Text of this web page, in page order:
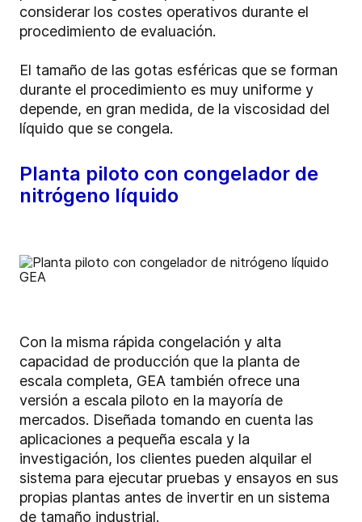
considerar los costes operativos durante el
procedimiento de evaluación.
El tamaño de las gotas esféricas que se forman
durante el procedimiento es muy uniforme y
depende, en gran medida, de la viscosidad del
líquido que se congela.
Planta piloto con congelador de
nitrógeno líquido
Con la misma rápida congelación y alta
capacidad de producción que la planta de
escala completa, GEA también ofrece una
versión a escala piloto en la mayoría de
mercados. Diseñada tomando en cuenta las
aplicaciones a pequeña escala y la
investigación, los clientes pueden alquilar el
sistema para ejecutar pruebas y ensayos en sus
propias plantas antes de invertir en un sistema
de tamaño industrial.